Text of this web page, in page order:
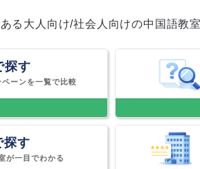
る大人向け/社会人向けの中国語教
探す
ーンを一覧で比較
探す
が一目でわかる